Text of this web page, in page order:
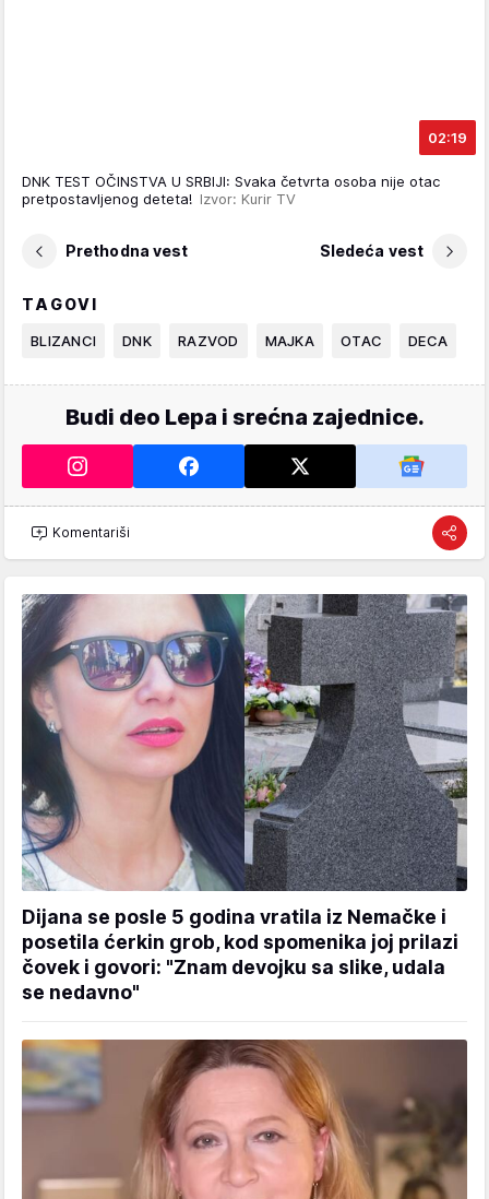
02:19
DNK TEST OČINSTVA U SRBIJI: Svaka četvrta osoba nije otac
pretpostavljenog deteta! Izvor: Kurir TV
Prethodna vest Sledeća vest
TAGOVI
BLIZANCI DNK RAZVOD MAJKA OTAC DECA
Budi deo Lepa i srećna zajednice.
Komentariši
Dijana se posle 5 godina vratila iz Nemačke i
posetila ćerkin grob, kod spomenika joj prilazi
čovek i govori: "Znam devojku sa slike, udala
se nedavno"